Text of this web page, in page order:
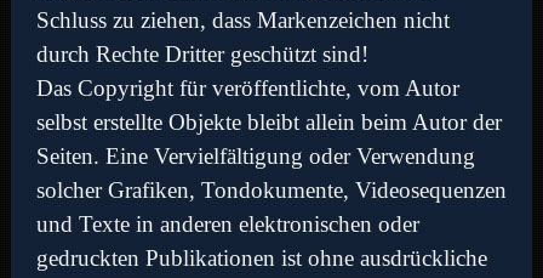
Schluss zu ziehen, dass Markenzeichen nicht
durch Rechte Dritter geschützt sind!
Das Copyright für veröffentlichte, vom Autor
selbst erstellte Objekte bleibt allein beim Autor der
Seiten. Eine Vervielfältigung oder Verwendung
solcher Grafiken, Tondokumente, Videosequenzen
und Texte in anderen elektronischen oder
gedruckten Publikationen ist ohne ausdrückliche